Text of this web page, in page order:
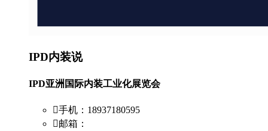
IPD内装说
IPD亚洲国际内装工业化展览会
手机：18937180595
邮箱：